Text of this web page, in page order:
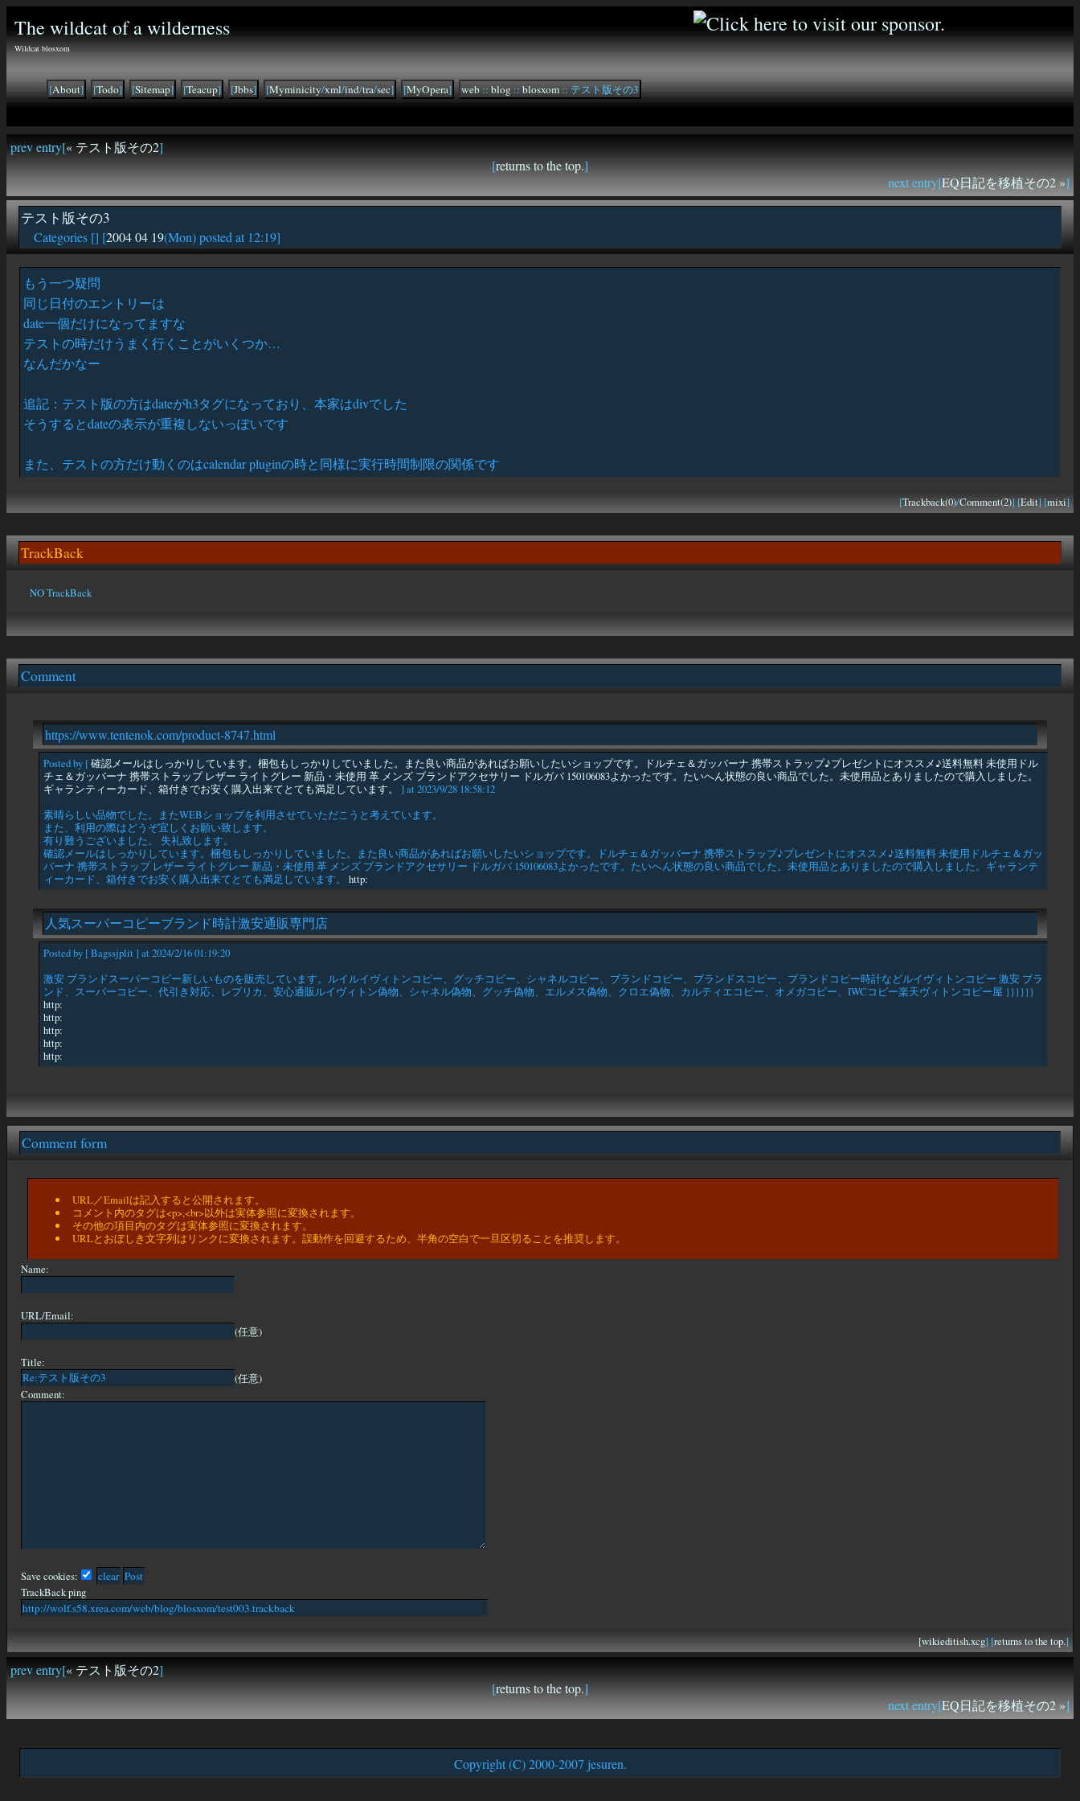
The wildcat of a wilderness
Wildcat blosxom
[About] [Todo] [Sitemap] [Teacup] [Jbbs] [Myminicity/xml/ind/tra/sec] [MyOpera] web :: blog :: blosxom :: テスト版その3
prev entry[« テスト版その2]
[returns to the top.]
next entry[EQ日記を移植その2 »]
テスト版その3
Categories [] [2004 04 19(Mon) posted at 12:19]
もう一つ疑問
同じ日付のエントリーは
date一個だけになってますな
テストの時だけうまく行くことがいくつか…
なんだかなー
追記：テスト版の方はdateがh3タグになっており、本家はdivでした
そうするとdateの表示が重複しないっぽいです
また、テストの方だけ動くのはcalendar pluginの時と同様に実行時間制限の関係です
[Trackback(0)/Comment(2)] [Edit] [mixi]
TrackBack
NO TrackBack
Comment
https://www.tentenok.com/product-8747.html
Posted by [確認メールはしっかりしています。梱包もしっかりしていました。また良い商品があればお願いしたいショップです。ドルチェ＆ガッバーナ 携帯ストラップ♪プレゼントにオススメ♪送料無料 未使用ドル
チェ＆ガッバーナ 携帯ストラップ レザー ライトグレー 新品・未使用 革 メンズ ブランドアクセサリー ドルガバ 150106083よかったです。たいへん状態の良い商品でした。未使用品とありましたので購入しました。
ギャランティーカード、箱付きでお安く購入出来てとても満足しています。
] at 2023/9/28 18:58:12
素晴らしい品物でした。またWEBショップを利用させていただこうと考えています。
また、利用の際はどうぞ宜しくお願い致します。
有り難うございました。 失礼致します。
確認メールはしっかりしています。梱包もしっかりしていました。また良い商品があればお願いしたいショップです。ドルチェ＆ガッバーナ 携帯ストラップ♪プレゼントにオススメ♪送料無料 未使用ドルチェ＆ガッ
バーナ 携帯ストラップ レザー ライトグレー 新品・未使用 革 メンズ ブランドアクセサリー ドルガバ 150106083よかったです。たいへん状態の良い商品でした。未使用品とありましたので購入しました。ギャランテ
ィーカード、箱付きでお安く購入出来てとても満足しています。 http:
人気スーパーコピーブランド時計激安通販専門店
Posted by [ Bagssjplit ] at 2024/2/16 01:19:20
激安 ブランドスーパーコピー新しいものを販売しています。ルイルイヴィトンコピー、グッチコピー、シャネルコピー、ブランドコピー、ブランドスコピー、ブランドコピー時計などルイヴィトンコピー 激安 ブラ
ンド、スーパーコピー、代引き対応、レプリカ、安心通販ルイヴィトン偽物、シャネル偽物、グッチ偽物、エルメス偽物、クロエ偽物、カルティエコピー、オメガコピー、IWCコピー楽天ヴィトンコピー屋 }}}}}}
http:
http:
http:
http:
http:
Comment form
URL／Emailは記入すると公開されます。
コメント内のタグは<p>,<br>以外は実体参照に変換されます。
その他の項目内のタグは実体参照に変換されます。
URLとおぼしき文字列はリンクに変換されます。誤動作を回避するため、半角の空白で一旦区切ることを推奨します。
Name:
URL/Email:
(任意)
Title:
(任意)
Comment:
Save cookies:
TrackBack ping
[wikieditish.xcg] [returns to the top.]
prev entry[« テスト版その2]
[returns to the top.]
next entry[EQ日記を移植その2 »]
Copyright (C) 2000-2007 jesuren.